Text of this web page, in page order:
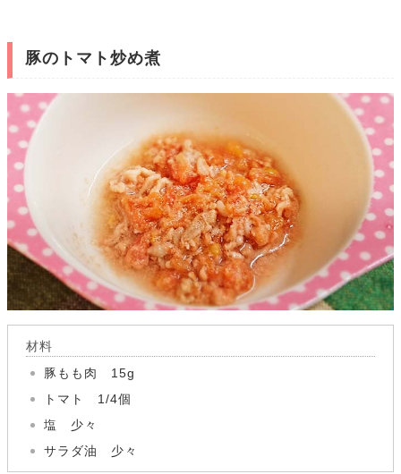
豚のトマト炒め煮
材料
豚もも肉 15g
トマト 1/4個
塩 少々
サラダ油 少々